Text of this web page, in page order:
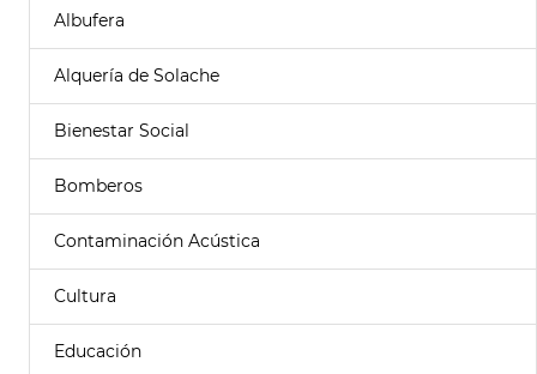
Albufera
Alquería de Solache
Bienestar Social
Bomberos
Contaminación Acústica
Cultura
Educación